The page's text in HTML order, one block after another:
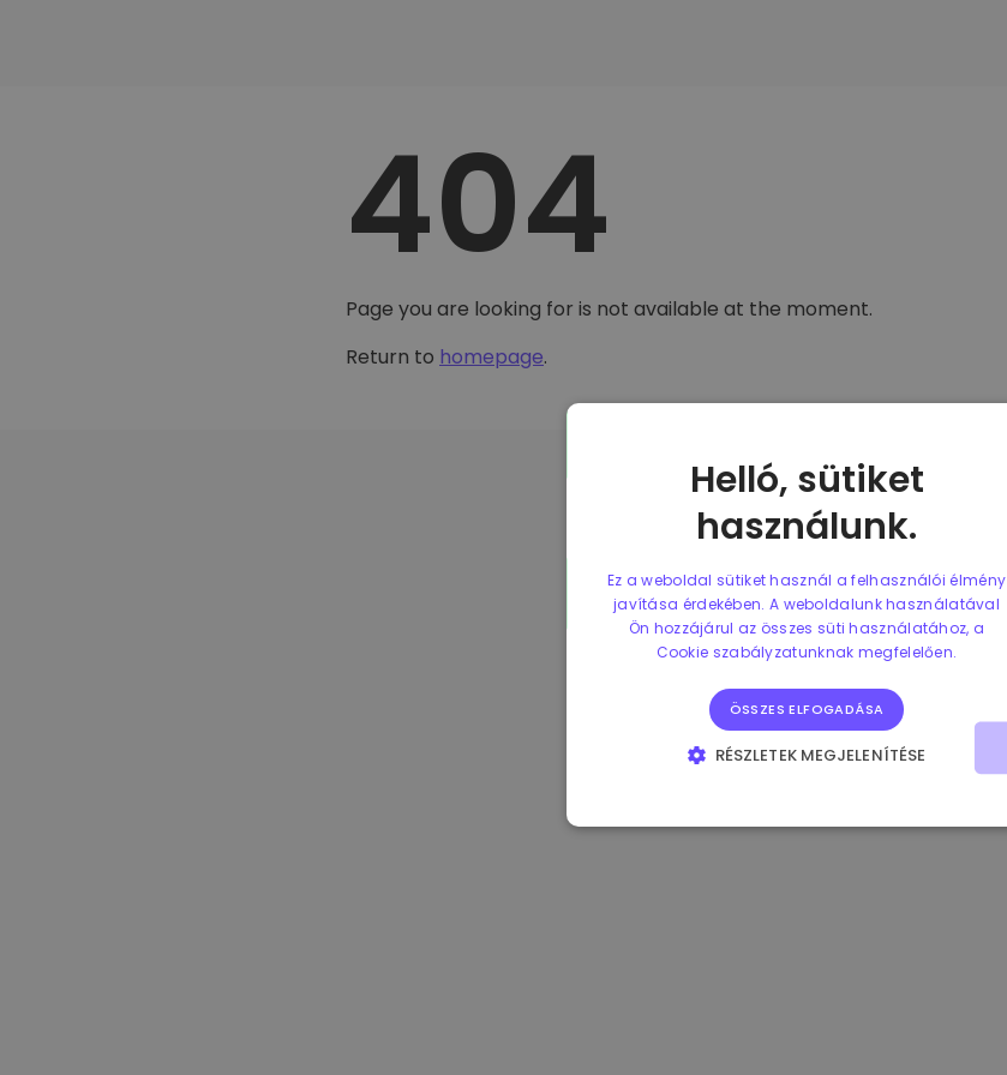
404
Page you are looking for is not available at the moment.
Return to homepage.
Helló, sütiket
használunk.
Ez a weboldal sütiket használ a felhasználói élmény
javítása érdekében. A weboldalunk használatával
Ön hozzájárul az összes süti használatához, a
Cookie szabályzatunknak megfelelően.
ÖSSZES ELFOGADÁSA
RÉSZLETEK MEGJELENÍTÉSE